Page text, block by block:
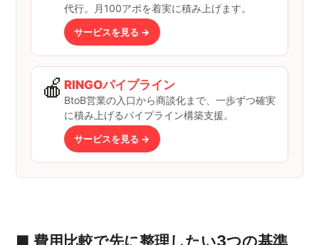
代行。月100アポを着実に積み上げます。
サービスを見る →
🍎 RINGOパイプライン
BtoB営業の入口から商談化まで、一歩ずつ確実
に積み上げるパイプライン構築支援。
サービスを見る →
■ 費用比較で先に整理したい3つの基準